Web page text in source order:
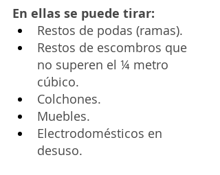
En ellas se puede tirar:
Restos de podas (ramas).
Restos de escombros que
no superen el ¼ metro
cúbico.
Colchones.
Muebles.
Electrodomésticos en
desuso.